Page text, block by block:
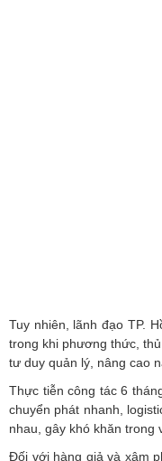
Tuy nhiên, lãnh đạo TP.
trong khi phương thức,
tư duy quản lý, nâng cao
Thực tiễn công tác 6
chuyển phát nhanh,
nhau, gây khó khăn
Đối với hàng giả và xâm